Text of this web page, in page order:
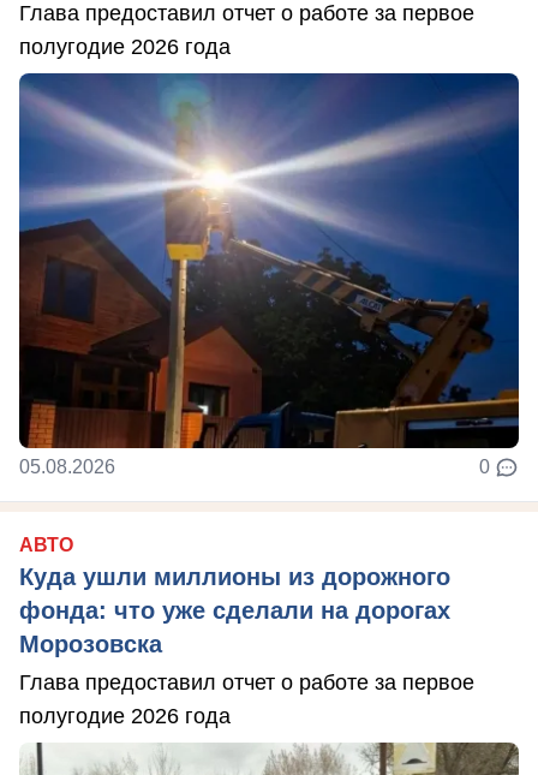
Глава предоставил отчет о работе за первое
полугодие 2026 года
05.08.2026 0
АВТО
Куда ушли миллионы из дорожного
фонда: что уже сделали на дорогах
Морозовска
Глава предоставил отчет о работе за первое
полугодие 2026 года